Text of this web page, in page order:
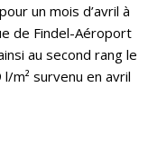
un mois d’avril à
de Findel-Aéroport
au second rang le
m² survenu en avril